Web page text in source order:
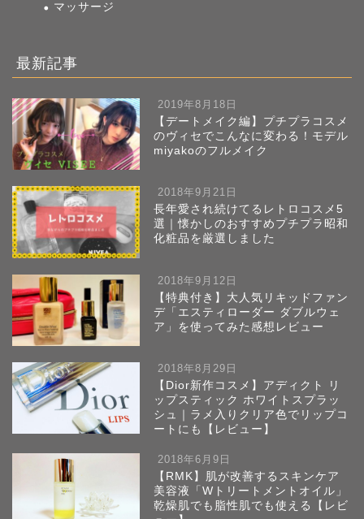
マッサージ
最新記事
2019年8月18日
【デートメイク編】プチプラコスメ
のヴィセでこんなに変わる！モデル
miyakoのフルメイク
2018年9月21日
長年愛され続けてるレトロコスメ5
選｜懐かしのおすすめプチプラ昭和
化粧品を厳選しました
2018年9月12日
【特典付き】大人気リキッドファン
デ「エスティローダー ダブルウェ
ア」を使ってみた感想レビュー
2018年8月29日
【Dior新作コスメ】アディクト リ
ップスティック ホワイトスプラッ
シュ｜ラメ入りクリア色でリップコ
ートにも【レビュー】
2018年6月9日
【RMK】肌が改善するスキンケア
美容液「Wトリートメントオイル」
乾燥肌でも脂性肌でも使える【レビ